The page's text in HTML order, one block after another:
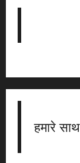
हमारे